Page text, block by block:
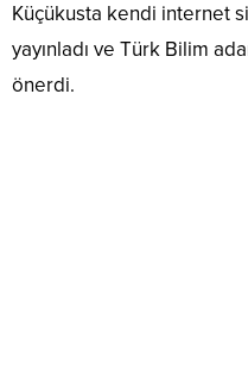
Küçükusta kendi internet
yayınladı ve Türk Bilim
önerdi.